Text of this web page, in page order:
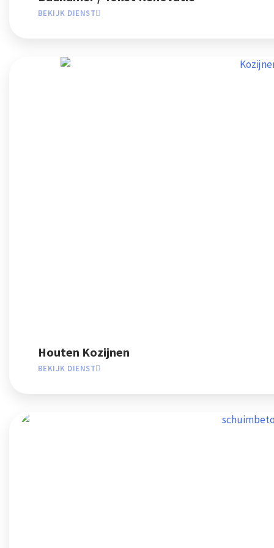
BEKIJK DIENST
Houten Kozijnen
BEKIJK DIENST